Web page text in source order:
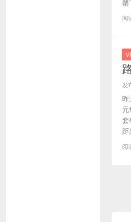
罄
阅
发
昨
套
阅